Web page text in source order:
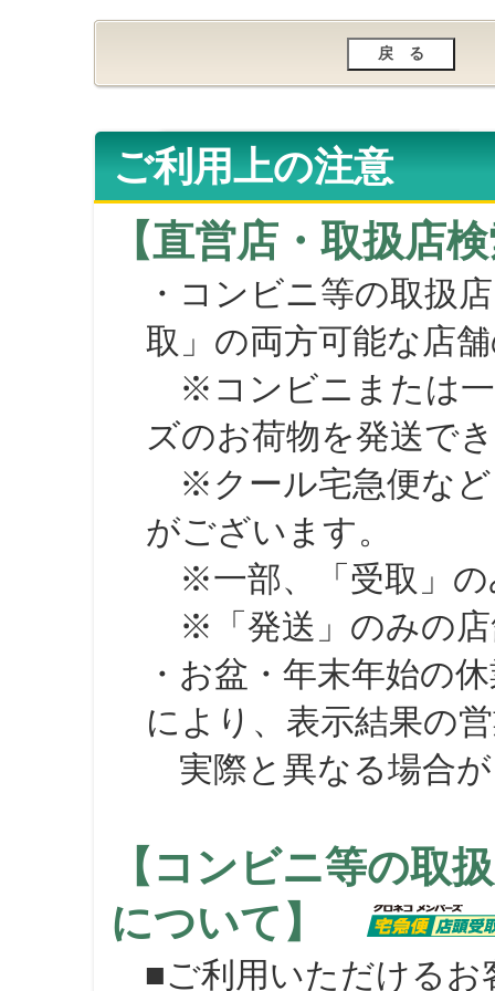
ご利用上の注意
【直営店・取扱店
・コンビニ等の取扱
取」の両方可能な店
※コンビニまたは一
ズのお荷物を発送で
※クール宅急便など
がございます。
※一部、「受取」の
※「発送」のみの店
・お盆・年末年始の
により、表示結果の
実際と異なる場合が
【コンビニ等の取
について】
■ご利用いただけるお